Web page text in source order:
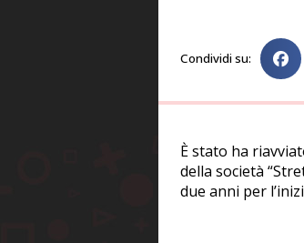
Condividi su:
È stato ha
della società
due anni per